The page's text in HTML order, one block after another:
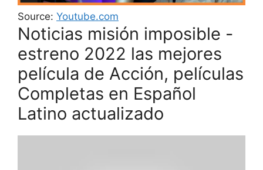
Source: Youtube.com
Noticias misión imposible -
estreno 2022 las mejores
película de Acción, películas
Completas en Español
Latino actualizado